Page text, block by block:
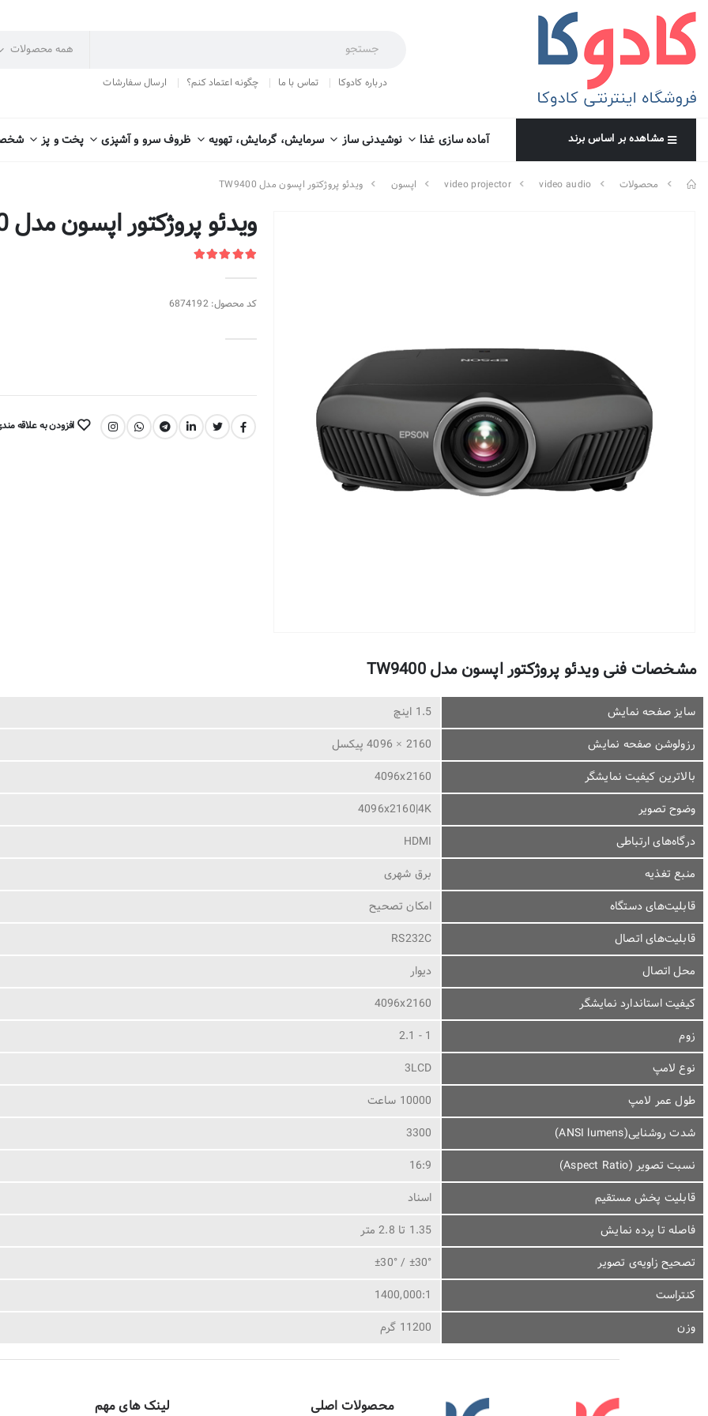
درباره کادوکا تماس با ما چگونه اعتماد کنم؟ ارسال سفارشات
مشاهده بر اساس برند آماده سازی غذا نوشیدنی ساز سرمایش، گرمایش، تهویه ظروف سرو و آشپزی پخت و پز
محصولات video audio
video projector اپسون ویدئو پروژکتور اپسون مدل TW9400
ویدئو پروژکتور اپسون مدل TW9400
کد محصول: 6874192
اشتراک گذاری: افزودن به علاقه
مشخصات فنی ویدئو پروژکتور اپسون مدل TW9400
سایز صفحه نمایش
1.5 اینچ
رزولوشن صفحه نمایش
2160 × 4096 پیکسل
بالاترین کیفیت نمایشگر
4096x2160
وضوح تصویر
4096x2160|4K
درگاه‌های ارتباطی
HDMI
منبع تغذیه
برق شهری
قابلیت‌های دستگاه
امکان تصحیح
قابلیت‌های اتصال
RS232C
محل اتصال
دیوار
کیفیت استاندارد نمایشگر
4096x2160
زوم
1 - 2.1
نوع لامپ
3LCD
طول عمر لامپ
10000 ساعت
شدت روشنایی(ANSI lumens)
3300
نسبت تصویر (Aspect Ratio)
16:9
قابلیت پخش مستقیم
اسناد
فاصله تا پرده نمایش
1.35 تا 2.8 متر
تصحیح زاویه‌ی تصویر
±30° / ±30°
کنتراست
1400,000:1
وزن
11200 گرم
محصولات اصلی لینک های مهم